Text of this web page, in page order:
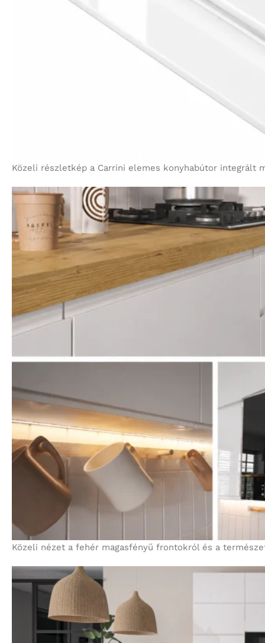
Közeli részletkép a Carrini elemes konyhabútor integrált
Közeli nézet a fehér magasfényű frontokról és a